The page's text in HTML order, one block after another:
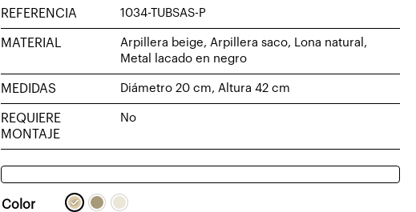
REFERENCIA 1034-TUBSAS-P
MATERIAL
Arpillera beige, Arpillera saco, Lona natural,
Metal lacado en negro
MEDIDAS Diámetro 20 cm, Altura 42 cm
REQUIERE
MONTAJE
No
Color